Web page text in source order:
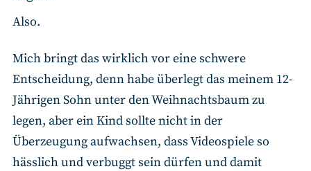
Also.
Mich bringt das wirklich vor eine schwere
Entscheidung, denn habe überlegt das meinem 12-
Jährigen Sohn unter den Weihnachtsbaum zu
legen, aber ein Kind sollte nicht in der
Überzeugung aufwachsen, dass Videospiele so
hässlich und verbuggt sein dürfen und damit